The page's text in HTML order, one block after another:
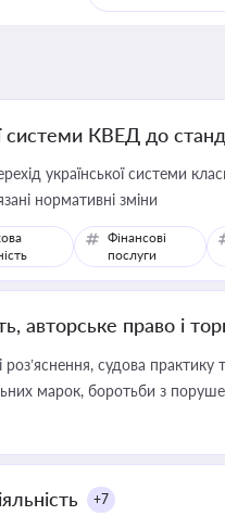
системи КВЕД до
української системи
нормативні зміни
Фінансові
послуги
авторське право і
роз’яснення, судова
марок, боротьби з
+7